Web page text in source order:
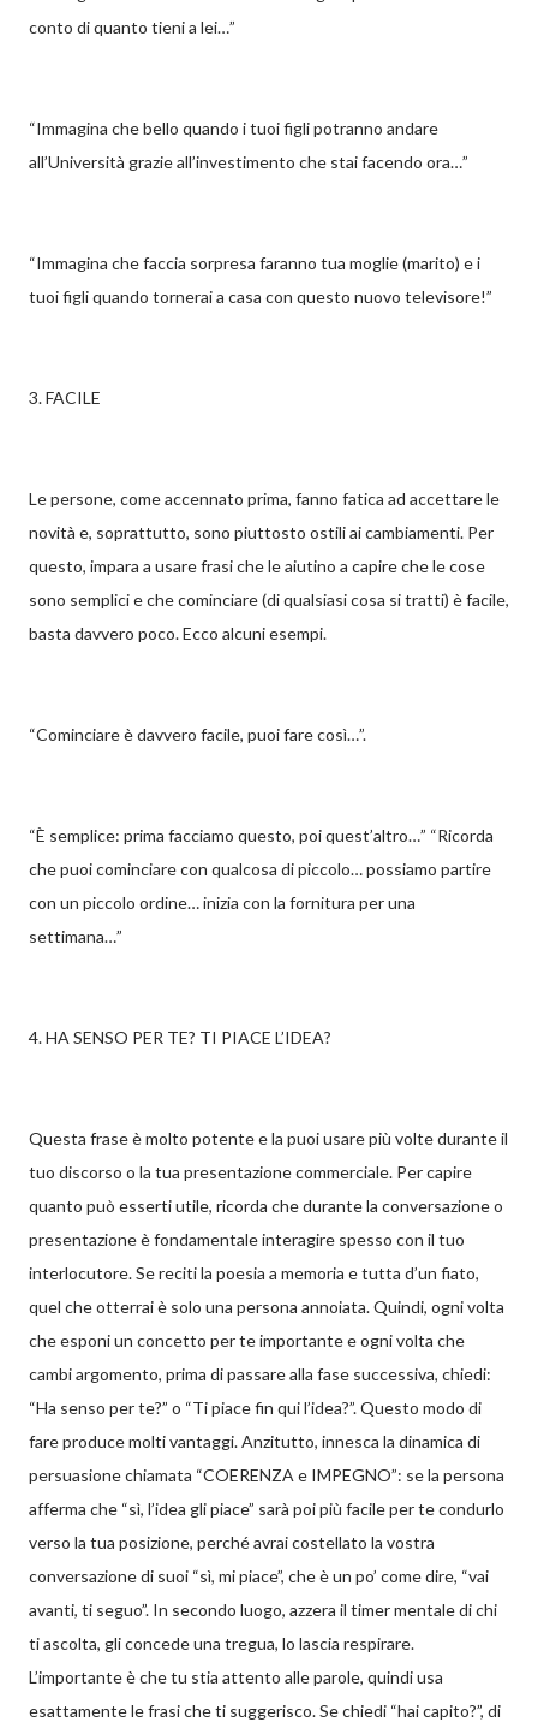
conto di quanto tieni a lei…”
“Immagina che bello quando i tuoi figli potranno andare
all’Università grazie all’investimento che stai facendo ora…”
“Immagina che faccia sorpresa faranno tua moglie (marito) e i
tuoi figli quando tornerai a casa con questo nuovo televisore!”
3. FACILE
Le persone, come accennato prima, fanno fatica ad accettare le
novità e, soprattutto, sono piuttosto ostili ai cambiamenti. Per
questo, impara a usare frasi che le aiutino a capire che le cose
sono semplici e che cominciare (di qualsiasi cosa si tratti) è facile,
basta davvero poco. Ecco alcuni esempi.
“Cominciare è davvero facile, puoi fare così…”.
“È semplice: prima facciamo questo, poi quest’altro…” “Ricorda
che puoi cominciare con qualcosa di piccolo… possiamo partire
con un piccolo ordine… inizia con la fornitura per una
settimana…”
4. HA SENSO PER TE? TI PIACE L’IDEA?
Questa frase è molto potente e la puoi usare più volte durante il
tuo discorso o la tua presentazione commerciale. Per capire
quanto può esserti utile, ricorda che durante la conversazione o
presentazione è fondamentale interagire spesso con il tuo
interlocutore. Se reciti la poesia a memoria e tutta d’un fiato,
quel che otterrai è solo una persona annoiata. Quindi, ogni volta
che esponi un concetto per te importante e ogni volta che
cambi argomento, prima di passare alla fase successiva, chiedi:
“Ha senso per te?” o “Ti piace fin qui l’idea?”. Questo modo di
fare produce molti vantaggi. Anzitutto, innesca la dinamica di
persuasione chiamata “COERENZA e IMPEGNO”: se la persona
afferma che “sì, l’idea gli piace” sarà poi più facile per te condurlo
verso la tua posizione, perché avrai costellato la vostra
conversazione di suoi “sì, mi piace”, che è un po’ come dire, “vai
avanti, ti seguo”. In secondo luogo, azzera il timer mentale di chi
ti ascolta, gli concede una tregua, lo lascia respirare.
L’importante è che tu stia attento alle parole, quindi usa
esattamente le frasi che ti suggerisco. Se chiedi “hai capito?”, di